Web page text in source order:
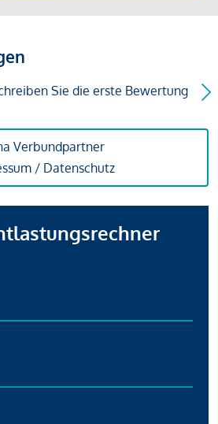
Sie die erste Bewertung
Verbundpartner
/ Datenschutz